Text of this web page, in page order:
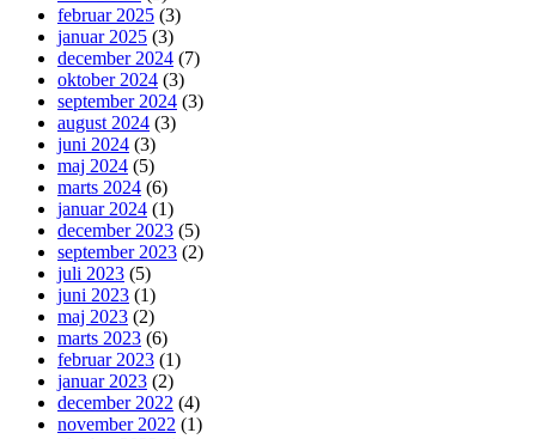
februar 2025 (3)
januar 2025 (3)
december 2024 (7)
oktober 2024 (3)
september 2024 (3)
august 2024 (3)
juni 2024 (3)
maj 2024 (5)
marts 2024 (6)
januar 2024 (1)
december 2023 (5)
september 2023 (2)
juli 2023 (5)
juni 2023 (1)
maj 2023 (2)
marts 2023 (6)
februar 2023 (1)
januar 2023 (2)
december 2022 (4)
november 2022 (1)